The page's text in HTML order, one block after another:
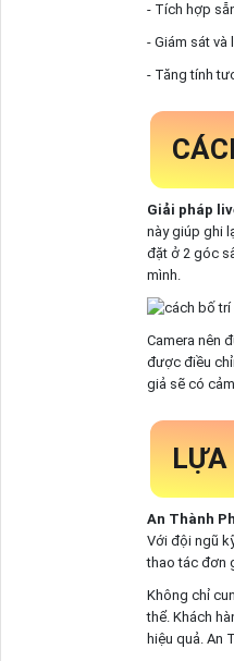
- Tích hợp
- Giám sát và
- Tăng tính
Giải pháp
này giúp ghi
đặt ở 2 góc
mình.
Camera nên
được điều
giả sẽ có
LỰA
An Thành
Với đội ngũ
thao tác đơn
Không chỉ
thể. Khách
hiệu quả. An